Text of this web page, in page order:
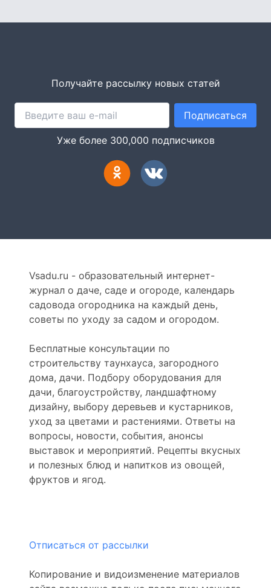
Получайте рассылку новых статей
Подписаться
Уже более 300,000 подписчиков
Vsadu.ru - образовательный интернет-
журнал о даче, саде и огороде, календарь
садовода огородника на каждый день,
советы по уходу за садом и огородом.
Бесплатные консультации по
строительству таунхауса, загородного
дома, дачи. Подбору оборудования для
дачи, благоустройству, ландшафтному
дизайну, выбору деревьев и кустарников,
уход за цветами и растениями. Ответы на
вопросы, новости, события, анонсы
выставок и мероприятий. Рецепты вкусных
и полезных блюд и напитков из овощей,
фруктов и ягод.
Отписаться от рассылки
Копирование и видоизменение материалов